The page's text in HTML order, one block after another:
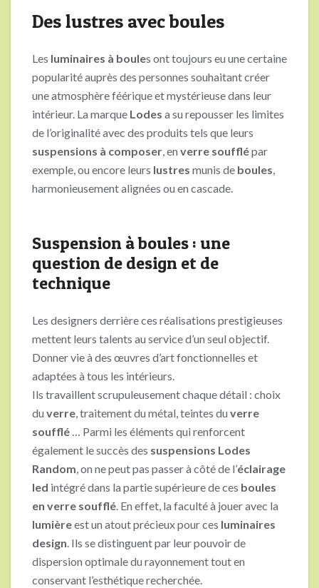
Des lustres avec boules
Les luminaires à boules ont toujours eu une certaine
popularité auprès des personnes souhaitant créer
une atmosphère féérique et mystérieuse dans leur
intérieur. La marque Lodes a su repousser les limites
de l’originalité avec des produits tels que leurs
suspensions à composer, en verre soufflépar
exemple, ou encore leurs lustres munis de boules,
harmonieusement alignées ou en cascade.
Suspension à boules : une
question de design et de
technique
Les designers derrière ces réalisations prestigieuses
mettent leurs talents au service d’un seul objectif.
Donner vie à des œuvres d’art fonctionnelles et
adaptées à tous les intérieurs.
Ils travaillent scrupuleusement chaque détail : choix
du verre, traitement du métal, teintes du verre
soufflé … Parmi les éléments qui renforcent
également le succès des suspensions Lodes
Random, on ne peut pas passer à côté de l’éclairage
led intégré dans la partie supérieure de ces boules
en verre soufflé. En effet, la faculté à jouer avec la
lumièreest un atout précieux pour ces luminaires
design. Ils se distinguent par leur pouvoir de
dispersion optimale du rayonnement tout en
conservant l’esthétique recherchée.